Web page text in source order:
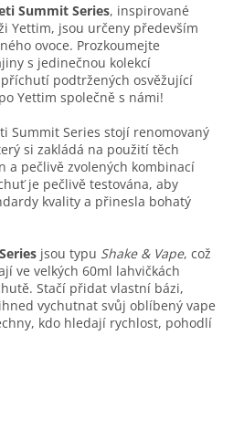
Summit Series, inspirované
Yettim, jsou určeny především
ovoce. Prozkoumejte
s jedinečnou kolekcí
podtržených osvěžující
Yettim společně s námi!
Summit Series stojí renomovaný
si zakládá na použití těch
a pečlivě zvolených kombinací
je pečlivě testována, aby
kvality a přinesla bohatý
jsou typu Shake & Vape, což
ve velkých 60ml lahvičkách
Stačí přidat vlastní bázi,
vychutnat svůj oblíbený vape
kdo hledají rychlost, pohodlí